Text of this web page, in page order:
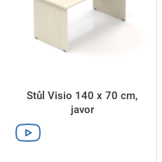
Stůl Visio 140 x 70 cm,
javor